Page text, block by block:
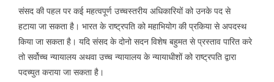
संसद की पहल पर कई महत्वपूर्ण उच्चस्तरीय अधिकारियों को उनके पद से
हटाया जा सकता है। भारत के राष्ट्रपति को महाभियोग की प्रकिया से अपदस्थ
किया जा सकता है। यदि संसद के दोनो सदन विशेष बहुमत से प्रस्ताव पारित करे
तो सर्वोच्च न्यायालय अथवा उच्च न्यायालय के न्यायाधीशों को राष्ट्रपति द्वारा
पदच्युत कराया जा सकता है।